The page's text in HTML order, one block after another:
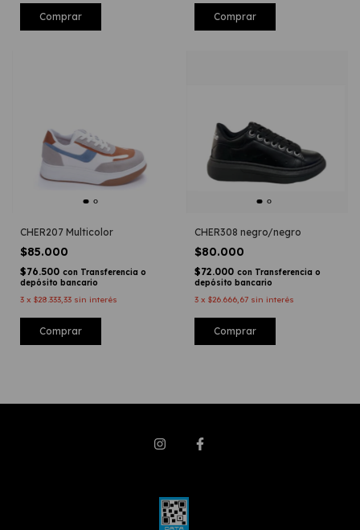
Comprar Comprar
CHER207 Multicolor
$85.000
$76.500 con Transferencia o
depósito bancario
3 x $28.333,33 sin interés
Comprar
CHER308 negro/negro
$80.000
$72.000 con Transferencia o
depósito bancario
3 x $26.666,67 sin interés
Comprar